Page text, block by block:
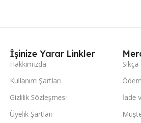
İşinize Yarar Linkler
Hakkımızda
Kullanım Şartları
Gizlilik Sözleşmesi
Üyelik Şartları
İade